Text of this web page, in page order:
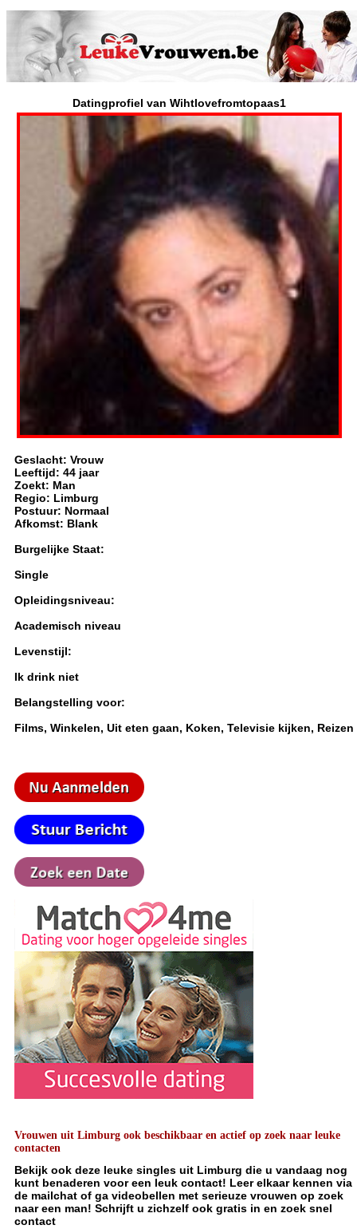
Datingprofiel van Wihtlovefromtopaas1
Geslacht: Vrouw
Leeftijd: 44 jaar
Zoekt: Man
Regio: Limburg
Postuur: Normaal
Afkomst: Blank
Burgelijke Staat:
Single
Opleidingsniveau:
Academisch niveau
Levenstijl:
Ik drink niet
Belangstelling voor:
Films, Winkelen, Uit eten gaan, Koken, Televisie kijken, Reizen
Vrouwen uit Limburg ook beschikbaar en actief op zoek naar leuke
contacten
Bekijk ook deze leuke singles uit Limburg die u vandaag nog
kunt benaderen voor een leuk contact! Leer elkaar kennen via
de mailchat of ga videobellen met serieuze vrouwen op zoek
naar een man! Schrijft u zichzelf ook gratis in en zoek snel
contact